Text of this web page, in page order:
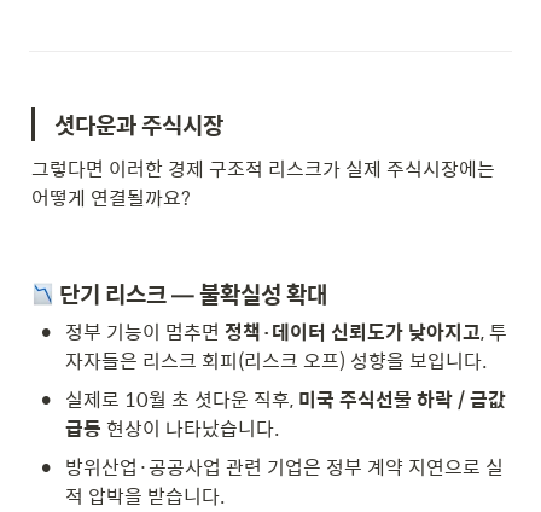
셧다운과 주식시장
그렇다면 이러한 경제 구조적 리스크가 실제 주식시장에는
어떻게 연결될까요?
단기 리스크 — 불확실성 확대
• 정부 기능이 멈추면 정책·데이터 신뢰도가 낮아지고, 투
자자들은 리스크 회피(리스크 오프) 성향을 보입니다.
• 실제로 10월 초 셧다운 직후, 미국 주식선물 하락 / 금값
급등 현상이 나타났습니다.
• 방위산업·공공사업 관련 기업은 정부 계약 지연으로 실
적 압박을 받습니다.